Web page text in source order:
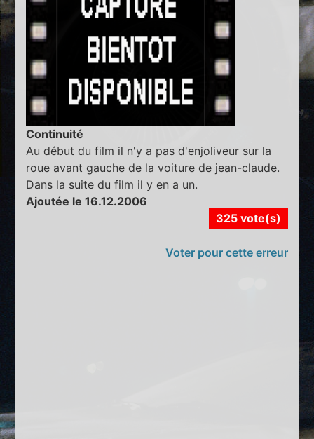
Continuité
Au début du film il n'y a pas d'enjoliveur sur la
roue avant gauche de la voiture de jean-claude.
Dans la suite du film il y en a un.
Ajoutée le 16.12.2006
325 vote(s)
Voter pour cette erreur